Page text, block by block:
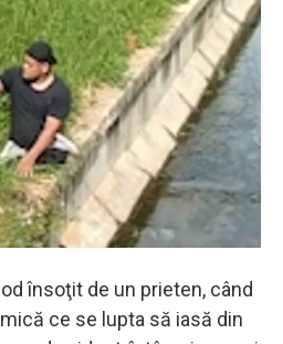
însoţit de un prieten, când
ce se lupta să iasă din